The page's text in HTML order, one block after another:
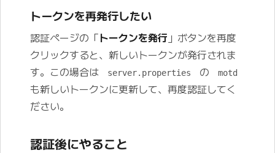
トークンを再発行したい
認証ページの「 トークンを発行 」ボタンを再度
クリックすると、新しいトークンが発行されま
す。この場合は
server.properties の motd
も新しいトークンに更新して、再度認証してく
ださい。
認証後にやること